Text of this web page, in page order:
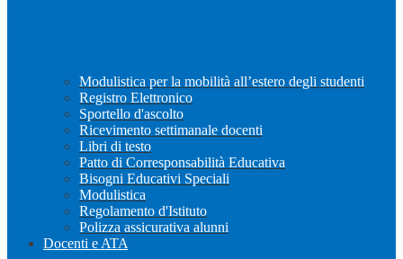
Modulistica per la mobilità all’estero degli studenti
Registro Elettronico
Sportello d'ascolto
Ricevimento settimanale docenti
Libri di testo
Patto di Corresponsabilità Educativa
Bisogni Educativi Speciali
Modulistica
Regolamento d'Istituto
Polizza assicurativa alunni
Docenti e ATA